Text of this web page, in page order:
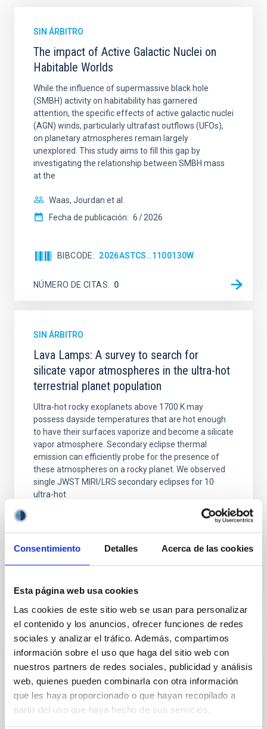
Consentimiento Detalles Acerca de las cookies
Esta página web usa cookies
Las cookies de este sitio web se usan para personalizar
el contenido y los anuncios, ofrecer funciones de redes
sociales y analizar el tráfico. Además, compartimos
información sobre el uso que haga del sitio web con
nuestros partners de redes sociales, publicidad y análisis
web, quienes pueden combinarla con otra información
que les haya proporcionado o que hayan recopilado a
partir del uso que haya hecho de sus servicios.
SIN ÁRBITRO
The impact of Active Galactic Nuclei on
Habitable Worlds
While the influence of supermassive black hole
(SMBH) activity on habitability has garnered
attention, the specific effects of active galactic nuclei
(AGN) winds, particularly ultrafast outflows (UFOs),
on planetary atmospheres remain largely
unexplored. This study aims to fill this gap by
investigating the relationship between SMBH mass
at the
Waas, Jourdan et al.
Fecha de publicación: 6 2026
BIBCODE 2026ASTCS..1100130W
NÚMERO DE CITAS 0
SIN ÁRBITRO
Lava Lamps: A survey to search for
silicate vapor atmospheres in the ultra-hot
terrestrial planet population
Ultra-hot rocky exoplanets above 1700 K may
possess dayside temperatures that are hot enough
to have their surfaces vaporize and become a silicate
vapor atmosphere. Secondary eclipse thermal
emission can efficiently probe for the presence of
these atmospheres on a rocky planet. We observed
single JWST MIRI/LRS secondary eclipses for 10
ultra-hot
Fecha de publicación: 6 2026
SIN ÁRBITRO
Chemistry in Metal-Diverse Atmospheres:
The JWST Arcana Sample
Elemental composition is an essential factor in the